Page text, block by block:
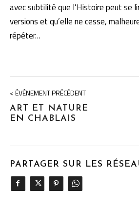
avec subtilité que l’Histoire peut se
versions et qu’elle ne cesse,
répéter…
< ÉVÉNEMENT PRÉCÉDENT
ART ET NATURE
EN CHABLAIS
PARTAGER SUR LES